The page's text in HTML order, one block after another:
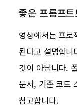
좋은 프롬프
영상에서는 프로
된다고 설명합니
것이 아닙니다.
문서, 기존 코드
참고합니다.